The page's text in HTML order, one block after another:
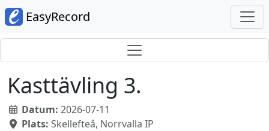
EasyRecord
Kasttävling 3.
Datum: 2026-07-11
Plats: Skellefteå, Norrvalla IP